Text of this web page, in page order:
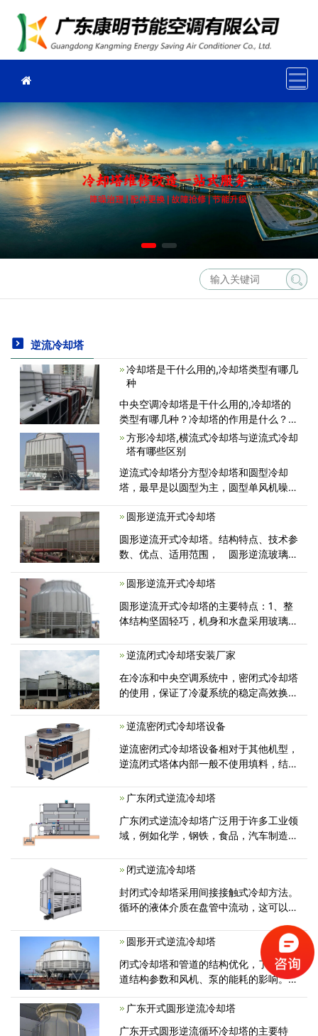
逆流冷却塔
冷却塔是干什么用的,冷却塔类型有哪几
种
中央空调冷却塔是干什么用的,冷却塔的
类型有哪几种？冷却塔的作用是什么？除
开工业生产制冷行业之外，中央空调制冷
系统也会使用。冷却塔的种类诸多，按通
通风冷却塔，下边跟随冷却塔配件
方形冷却塔,横流式冷却塔与逆流式冷却
塔有哪些区别
逆流式冷却塔分方型冷却塔和圆型冷却
塔，最早是以圆型为主，圆型单风机噪
高。逆流式冷却塔：基本上利用风车将空
气由入风口吸入，空气由下往上穿过散热
材，与落下之热水成反向相会之冷却塔。
圆形逆流开式冷却塔
圆形逆流开式冷却塔。结构特点、技术参
数、优点、适用范围， 圆形逆流玻璃钢
改性聚氯乙烯波片作为填料扩散淋水区
域;通过旋转布水，布水均匀，冷却效果
增强...
圆形逆流开式冷却塔
圆形逆流开式冷却塔的主要特点：1、整
体结构坚固轻巧，机身和水盘采用玻璃钢
面处理可以抵抗阳光的伤害。2、所有钢
逆流闭式冷却塔安装厂家
在冷冻和中央空调系统中，密闭式冷却塔
的使用，保证了冷凝系统的稳定高效换
资源的消耗。
逆流密闭式冷却塔设备
逆流密闭式冷却塔设备相对于其他机型，
逆流闭式塔体内部一般不使用填料，结构
需求。如客户对填料有特殊要求，我司亦
广东闭式逆流冷却塔
广东闭式逆流冷却塔广泛用于许多工业领
域，例如化学，钢铁，食品，汽车制造和
接接触式冷却方法。循环的液体介质在盘
污染。管道中冷却水的热量通过塔中
闭式逆流冷却塔
封闭式冷却塔采用间接接触式冷却方法。
循环的液体介质在盘管中流动，这可以防
的热量通过塔中的循环水传递，以蒸发潜
热，而蒸发后的水蒸气则从空气中传递出
来。溪流被带出塔...
圆形开式逆流冷却塔
闭式冷却塔和管道的结构优化，了解了管
道结构参数和风机、泵的能耗的影响。研
围内，盘管呈等边三角形布置，可以最大
限度地降低闭式冷却塔的投资成本和运行
广东开式圆形逆流冷却塔
广东开式圆形逆流循环冷却塔的主要特